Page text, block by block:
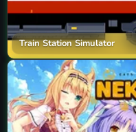
Train Station Simulator